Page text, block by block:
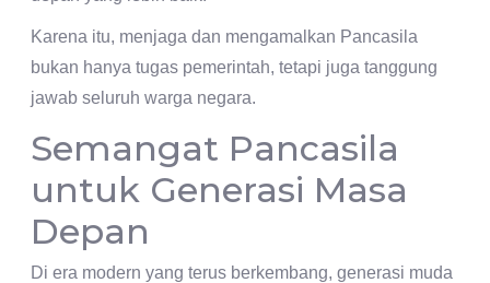
Karena itu, menjaga dan mengamalkan Pancasila
bukan hanya tugas pemerintah, tetapi juga tanggung
jawab seluruh warga negara.
Semangat Pancasila
untuk Generasi Masa
Depan
Di era modern yang terus berkembang, generasi muda